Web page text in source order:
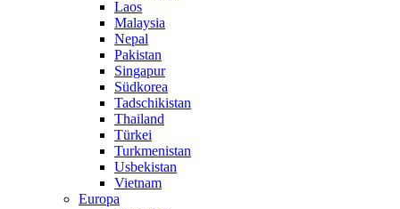
Laos
Malaysia
Nepal
Pakistan
Singapur
Südkorea
Tadschikistan
Thailand
Türkei
Turkmenistan
Usbekistan
Vietnam
Europa